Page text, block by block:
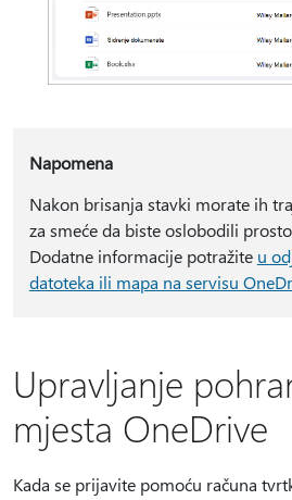
Napomena
Nakon brisanja stavki morate ih
za smeće da biste oslobodili
Dodatne informacije potražite u
datoteka ili mapa na servisu
Upravljanje
mjesta OneDrive
Kada se prijavite pomoću računa